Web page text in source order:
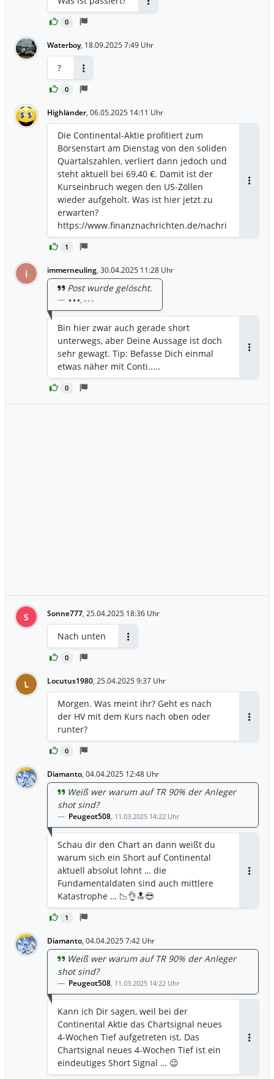
0
Waterboy, 18.09.2025 7:49 Uhr
0
?
Highländer, 06.05.2025 14:11 Uhr
1
Die Continental-Aktie profitiert zum
Börsenstart am Dienstag von den soliden
Quartalszahlen, verliert dann jedoch und
steht aktuell bei 69,40 €. Damit ist der
Kurseinbruch wegen den US-Zöllen
wieder aufgeholt. Was ist hier jetzt zu
erwarten?
https://www.finanznachrichten.de/nachri
chten-2025-05/65312906-continental-
aktie-rebound-gelungen-was-kommt-
i immerneuling, 30.04.2025 11:28 Uhr
0
Post wurde gelöscht.
* * *, * * *
Bin hier zwar auch gerade short
unterwegs, aber Deine Aussage ist doch
sehr gewagt. Tip: Befasse Dich einmal
etwas näher mit Conti.....
S Sonne777, 25.04.2025 18:36 Uhr
0
Nach unten
L Locutus1980, 25.04.2025 9:37 Uhr
0
Morgen. Was meint ihr? Geht es nach
der HV mit dem Kurs nach oben oder
runter?
Diamanto, 04.04.2025 12:48 Uhr
1
Weiß wer warum auf TR 90% der Anleger
shot sind?
Peugeot508, 11.03.2025 14:22 Uhr
Schau dir den Chart an dann weißt du
warum sich ein Short auf Continental
aktuell absolut lohnt … die
Fundamentaldaten sind auch mittlere
Katastrophe … 📉👌🔝😎
Diamanto, 04.04.2025 7:42 Uhr
Weiß wer warum auf TR 90% der Anleger
shot sind?
Peugeot508, 11.03.2025 14:22 Uhr
Kann ich Dir sagen, weil bei der
Continental Aktie das Chartsignal neues
4-Wochen Tief aufgetreten ist. Das
Chartsignal neues 4-Wochen Tief ist ein
eindeutiges Short Signal … 😉